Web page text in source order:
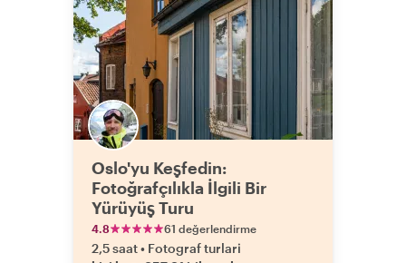
Oslo'yu Keşfedin:
Fotoğrafçılıkla İlgili Bir
Yürüyüş Turu
4.8 61 değerlendirme
2,5 saat• Fotograf turlari